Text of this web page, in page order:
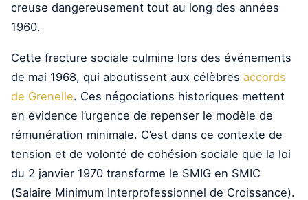
creuse dangereusement tout au long des années
1960.
Cette fracture sociale culmine lors des événements
de mai 1968, qui aboutissent aux célèbres accords
de Grenelle. Ces négociations historiques mettent
en évidence l’urgence de repenser le modèle de
rémunération minimale. C’est dans ce contexte de
tension et de volonté de cohésion sociale que la loi
du 2 janvier 1970 transforme le SMIG en SMIC
(Salaire Minimum Interprofessionnel de Croissance).